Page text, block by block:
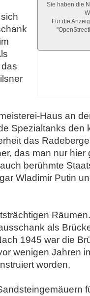
Sie haben die
Für die
Haus an
Spezialtanks den
das
das man nur
berühmte
Wladimir Putin
als
1945 war die
wenigen Jahren
worden.